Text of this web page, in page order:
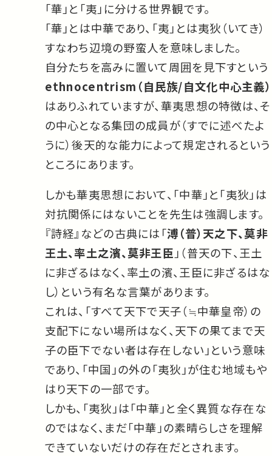
「華」と「夷」に分ける世界観です。
「華」とは中華であり、「夷」とは夷狄（いてき）
すなわち辺境の野蛮人を意味しました。
自分たちを高みに置いて周囲を見下すという
ethnocentrism（自民族/自文化中心主義）
はありふれていますが、華夷思想の特徴は、そ
の中心となる集団の成員が（すでに述べたよ
うに）後天的な能力によって規定されるという
ところにあります。
しかも華夷思想において、「中華」と「夷狄」は
対抗関係にはないことを先生は強調します。
『詩経』などの古典には「溥（普）天之下、莫非
王土、率土之濱、莫非王臣」（普天の下、王土
に非ざるはなく、率土の濱、王臣に非ざるはな
し）という有名な言葉があります。
これは、「すべて天下で天子（≒中華皇帝）の
支配下にない場所はなく、天下の果てまで天
子の臣下でない者は存在しない」という意味
であり、「中国」の外の「夷狄」が住む地域もや
はり天下の一部です。
しかも、「夷狄」は「中華」と全く異質な存在な
のではなく、まだ「中華」の素晴らしさを理解
できていないだけの存在だとされます。